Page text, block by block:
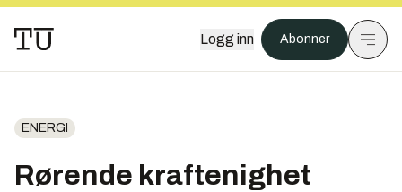
Logg inn Abonner
ENERGI
Rørende kraftenighet